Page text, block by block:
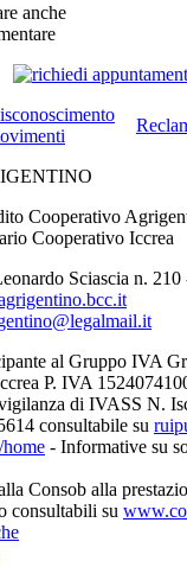
anche
Cooperativo
Cooperativo Iccrea
Sciascia n.
al Gruppo IVA
P. IVA
di IVASS N.
consultabile su
- Informative su
Consob alla
consultabili su